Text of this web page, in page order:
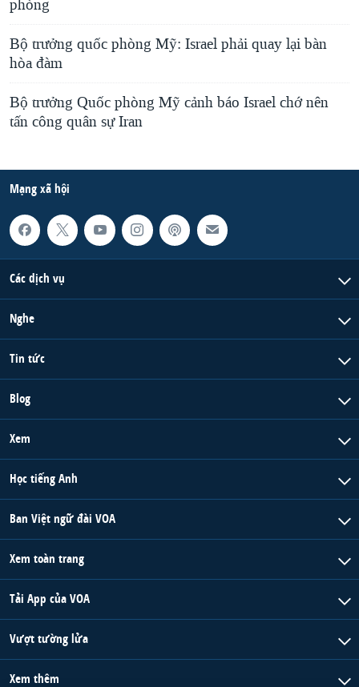
phòng
Bộ trưởng quốc phòng Mỹ: Israel phải quay lại bàn
hòa đàm
Bộ trưởng Quốc phòng Mỹ cảnh báo Israel chớ nên
tấn công quân sự Iran
Mạng xã hội
Các dịch vụ
Nghe
Tin tức
Blog
Xem
Học tiếng Anh
Ban Việt ngữ đài VOA
Xem toàn trang
Tải App của VOA
Vượt tường lửa
Xem thêm